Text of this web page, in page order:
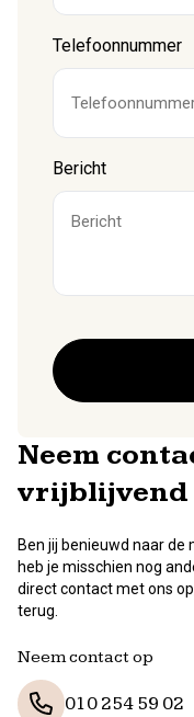
Telefoonnummer
Bericht
Neem
vrijblijvend
Ben jij benieuwd naar de
heb je misschien nog
direct contact met ons
terug.
Neem contact op
010 254 59 02